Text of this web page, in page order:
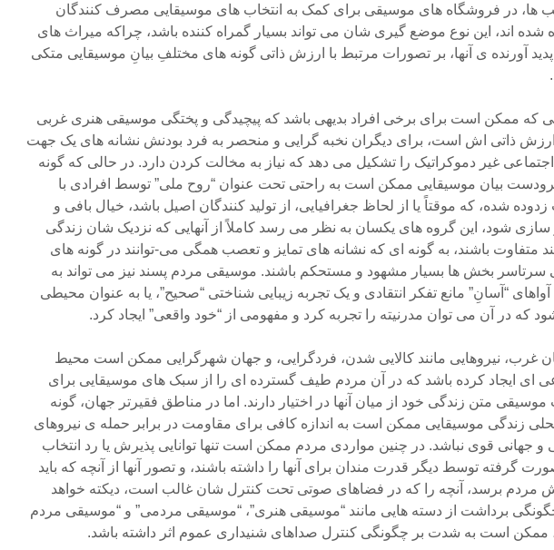
ها، در فروشگاه های موسیقی برای کمک به انتخاب های موسیقایی مصرف کنندگان
شده اند، این نوع موضع گیری شان می تواند بسیار گمراه کننده باشد، چراکه میراث های
پدید آورنده ی آنها، بر تصورات مرتبط با ارزش ذاتی گونه های مختلفِ بیانِ موسیقایی متکی
که ممکن است برای برخی افراد بدیهی باشد که پیچیدگی و پختگی موسیقی هنری غربی
ذاتی اش است، برای دیگران نخبه گرایی و منحصر به فرد بودنش نشانه های یک جهت
غیر دموکراتیک را تشکیل می دهد که نیاز به مخالت کردن دارد. در حالی که گونه
بیان موسیقایی ممکن است به راحتی تحت عنوان “روح ملی” توسط افرادی با
شده، که موقتاً یا از لحاظ جغرافیایی، از تولید کنندگان اصیل باشد، خیال بافی و
سازی شود، این گروه های یکسان به نظر می رسد کاملاً از آنهایی که نزدیک شان زندگی
متفاوت باشند، به گونه ای که نشانه های تمایز و تعصب همگی می-توانند در گونه های
سرتاسر بخش ها بسیار مشهود و مستحکم باشند. موسیقی مردم پسند نیز می تواند به
آواهای “آسانِ” مانع تفکر انتقادی و یک تجربه زیبایی شناختی “صحیح”، یا به عنوان محیطی
که در آن می توان مدرنیته را تجربه کرد و مفهومی از “خود واقعی” ایجاد کرد.
غرب، نیروهایی مانند کالایی شدن، فردگرایی، و جهان شهرگرایی ممکن است محیط
ای ایجاد کرده باشد که در آن مردم طیف گسترده ای را از سبک های موسیقایی برای
موسیقی متن زندگی خود از میان آنها در اختیار دارند. اما در مناطق فقیرتر جهان، گونه
زندگی موسیقایی ممکن است به اندازه کافی برای مقاومت در برابر حمله ی نیروهای
و جهانی قوی نباشد. در چنین مواردی مردم ممکن است تنها توانایی پذیرش یا رد انتخاب
گرفته توسط دیگر قدرت مندان برای آنها را داشته باشند، و تصور آنها از آنچه که باید
مردم برسد، آنچه را که در فضاهای صوتی تحت کنترل شان غالب است، دیکته خواهد
برداشت از دسته هایی مانند “موسیقی هنری”، “موسیقی مردمی” و “موسیقی مردم
ممکن است به شدت بر چگونگی کنترل صداهای شنیداری عموم اثر داشته باشد.